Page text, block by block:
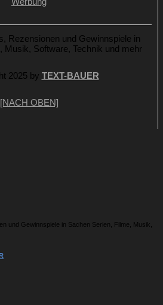
Rezensionen und Gewinnspiele in
Musik, Software, Technik und mehr
2025 by TEXT-BAUER
[NACH OBEN]
und Gewinnspiele in Sachen Serien, Filme, Musik,